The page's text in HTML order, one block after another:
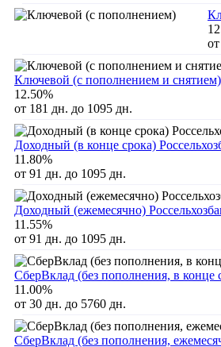
Ключевой (с пополнением и снятием)
12.50%
от 181 дн. до 1095 дн.
Доходный (в конце срока)
11.80%
от 91 дн. до 1095 дн.
Доходный (ежемесячно)
11.55%
от 91 дн. до 1095 дн.
СберВклад (без пополнения, в конце
11.00%
от 30 дн. до 5760 дн.
СберВклад (без пополнения,